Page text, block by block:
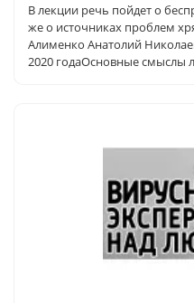
В лекции речь пойдет о
же о источниках проблем
Алименко Анатолий
2020 годаОсновные смыслы